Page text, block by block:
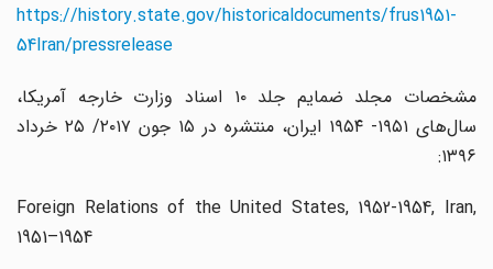
https://history.state.gov/historicaldocuments/frus1951-
54Iran/pressrelease
مشخصات مجلد ضمایم جلد ۱۰ اسناد وزارت خارجه آمریکا،
سال‌های ۱۹۵۱- ۱۹۵۴ ایران، منتشره در ۱۵ جون ۲۰۱۷/ ۲۵ خرداد
۱۳۹۶:
Foreign Relations of the United States, 1952-1954, Iran,
1951–1954